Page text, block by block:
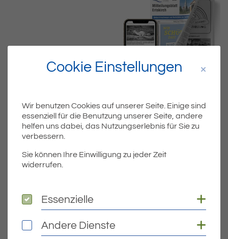
Dateiname
ERI_KW46_16_SEITEN.PDF
Dateityp
Cookie Einstellungen
Wir benutzen Cookies auf unserer Seite. Einige sind
essenziell für die Benutzung unserer Seite, andere
helfen uns dabei, das Nutzungserlebnis für Sie zu
verbessern.
Sie können Ihre Einwilligung zu jeder Zeit
widerrufen.
Essenzielle
Essenzielle
Andere Dienste
Andere Dienste